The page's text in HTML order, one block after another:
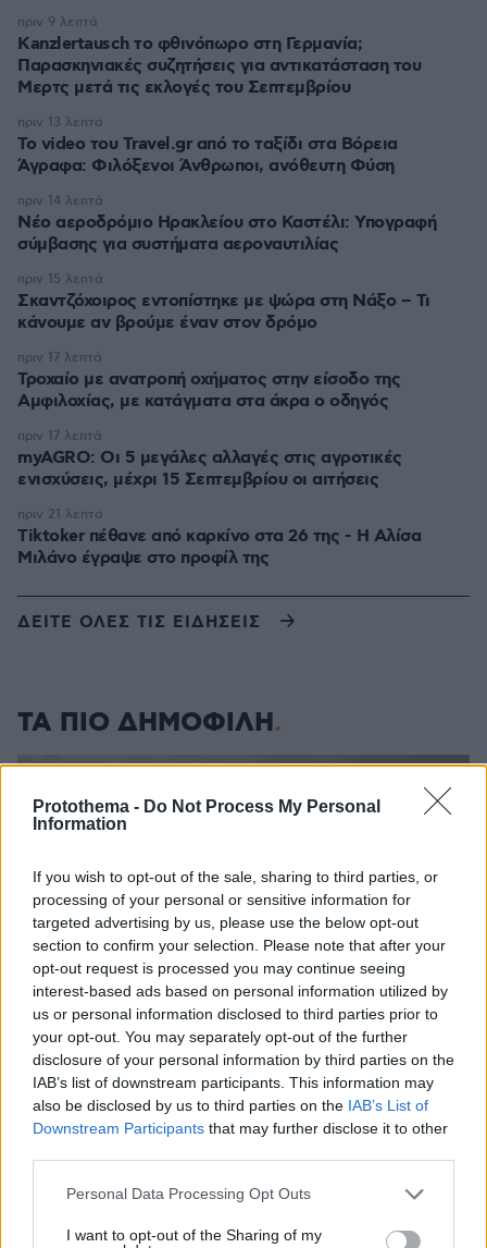
Protothema - Do Not Process My Personal
Information
If you wish to opt-out of the sale, sharing to third parties, or
processing of your personal or sensitive information for
targeted advertising by us, please use the below opt-out
section to confirm your selection. Please note that after your
opt-out request is processed you may continue seeing
interest-based ads based on personal information utilized by
us or personal information disclosed to third parties prior to
your opt-out. You may separately opt-out of the further
disclosure of your personal information by third parties on the
IAB’s list of downstream participants. This information may
also be disclosed by us to third parties on the IAB’s List of
Downstream Participants that may further disclose it to other
Please note that this website/app uses one or more Google
not limited to your visit or usage behaviour. You may click to
Personal Data Processing Opt Outs
I want to opt-out of the Sharing of my
Kanzlertausch το φθινόπωρο στη Γερμανία;
Παρασκηνιακές συζητήσεις για αντικατάσταση του
Μερτς μετά τις εκλογές του Σεπτεμβρίου
πριν 9 λεπτά
To video του Travel.gr από το ταξίδι στα Βόρεια
Άγραφα: Φιλόξενοι Άνθρωποι, ανόθευτη Φύση
πριν 13 λεπτά
Νέο αεροδρόμιο Ηρακλείου στο Καστέλι: Υπογραφή
σύμβασης για συστήματα αεροναυτιλίας
πριν 14 λεπτά
Σκαντζόχοιρος εντοπίστηκε με ψώρα στη Νάξο – Τι
κάνουμε αν βρούμε έναν στον δρόμο
πριν 15 λεπτά
Τροχαίο με ανατροπή οχήματος στην είσοδο της
Αμφιλοχίας, με κατάγματα στα άκρα ο οδηγός
πριν 17 λεπτά
myAGRO: Οι 5 μεγάλες αλλαγές στις αγροτικές
ενισχύσεις, μέχρι 15 Σεπτεμβρίου οι αιτήσεις
πριν 17 λεπτά
Tiktoker πέθανε από καρκίνο στα 26 της - Η Αλίσα
Μιλάνο έγραψε στο προφίλ της
πριν 21 λεπτά
ΔΕΙΤΕ ΟΛΕΣ ΤΙΣ ΕΙΔΗΣΕΙΣ
ΤΑ ΠΙΟ ΔΗΜΟΦΙΛΗ
Loaded
07.08.2026, 09:58